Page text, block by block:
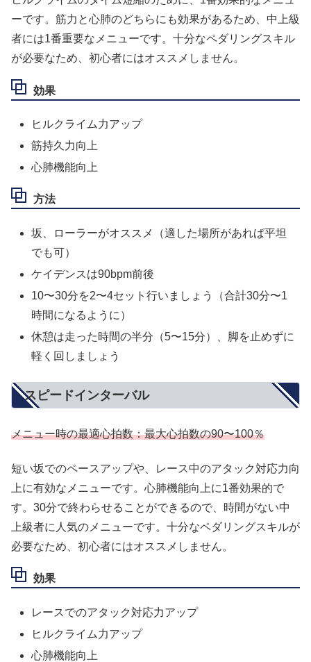
ーです。筋力と心肺のどちらにも効果があるため、中上級
者には1番重要なメニューです。十分なペダリングスキル
が必要なため、初心者にはオススメしません。
効果
ヒルクライム力アップ
筋持久力向上
心肺機能向上
方法
坂、ローラーがオススメ（適した場所があれば平坦
でも可）
ケイデンスは90bpm前後
10〜30分を2〜4セット行いましょう（合計30分〜1
時間になるように）
休憩は走った時間の半分（5〜15分）、脚を止めずに
軽く回しましょう
スピードインターバル
メニュー時の最適心拍数：最大心拍数の90〜100％
短い坂でのペースアップや、レース中のアタック対応力向
上に有効なメニューです。心肺機能向上に1番効果的で
す。30分で終わらせることができるので、時間がない中
上級者に人気のメニューです。十分なペダリングスキルが
必要なため、初心者にはオススメしません。
効果
レースでのアタック対応力アップ
ヒルクライム力アップ
心肺機能向上